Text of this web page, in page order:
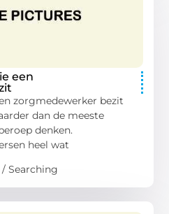
een
zorgmedewerker bezit
dan de meeste
denken.
heel wat
Searching